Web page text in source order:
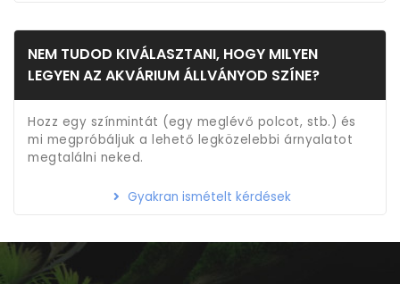
NEM TUDOD KIVÁLASZTANI, HOGY MILYEN
LEGYEN AZ AKVÁRIUM ÁLLVÁNYOD SZÍNE?
Hozz egy színmintát (egy meglévő polcot, stb.) és
mi megpróbáljuk a lehető legközelebbi árnyalatot
megtalálni neked.
Gyakran ismételt kérdések